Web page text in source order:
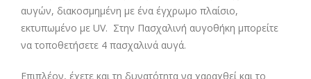
αυγών, διακοσμημένη με ένα έγχρωμο πλαίσιο,
εκτυπωμένο με UV. Στην Πασχαλινή αυγοθήκη μπορείτε
να τοποθετήσετε 4 πασχαλινά αυγά.
Επιπλέον, έχετε και τη δυνατότητα να χαραχθεί και το